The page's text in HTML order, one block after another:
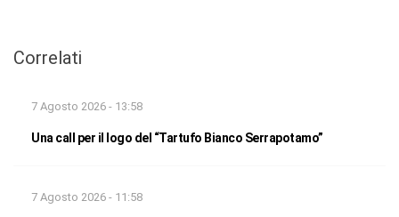
Correlati
7 Agosto 2026 - 13:58
Una call per il logo del “Tartufo Bianco Serrapotamo”
7 Agosto 2026 - 11:58